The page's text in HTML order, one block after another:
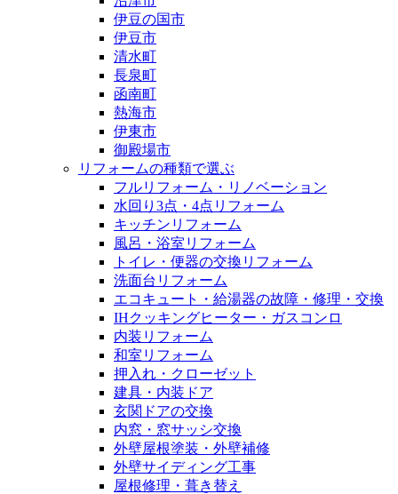
伊豆の国市
伊豆市
清水町
長泉町
函南町
熱海市
伊東市
御殿場市
リフォームの種類で選ぶ
フルリフォーム・リノベーション
水回り3点・4点リフォーム
キッチンリフォーム
風呂・浴室リフォーム
トイレ・便器の交換リフォーム
洗面台リフォーム
エコキュート・給湯器の故障・修理・交換
IHクッキングヒーター・ガスコンロ
内装リフォーム
和室リフォーム
押入れ・クローゼット
建具・内装ドア
玄関ドアの交換
内窓・窓サッシ交換
外壁屋根塗装・外壁補修
外壁サイディング工事
屋根修理・葺き替え